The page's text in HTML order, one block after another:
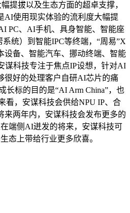
提拔以及生态方面的超卓支撑，
AI使用现实体验的流利度大幅提
PC、AI手机、具身智能、智能座
统）到智能IPC等终端，“周易”X
设备、智能汽车、挪动终端、智能
谋科技专注于焦点IP设想，针对AI
很好的处理客户自研AI芯片的痛
长标的目的是“AI Arm China”，也
看，安谋科技会供给NPU IP、合
来两年内，安谋科技会发布更多的
端侧AI迸发的将来，安谋科技可
态上带给行业更多欣喜。